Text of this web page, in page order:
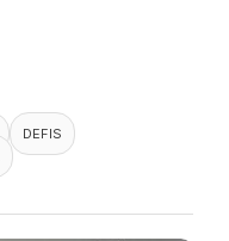
DEFIS